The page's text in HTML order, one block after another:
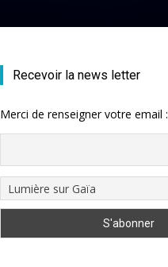
Recevoir la news letter
Merci de renseigner votre email :